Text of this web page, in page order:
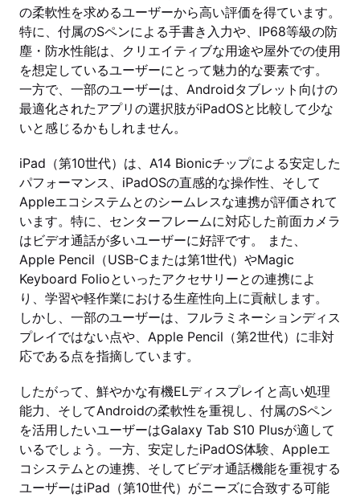
の柔軟性を求めるユーザーから高い評価を得ています。
特に、付属のSペンによる手書き入力や、IP68等級の防
塵・防水性能は、クリエイティブな用途や屋外での使用
を想定しているユーザーにとって魅力的な要素です。
一方で、一部のユーザーは、Androidタブレット向けの
最適化されたアプリの選択肢がiPadOSと比較して少な
いと感じるかもしれません。
iPad（第10世代）は、A14 Bionicチップによる安定した
パフォーマンス、iPadOSの直感的な操作性、そして
Appleエコシステムとのシームレスな連携が評価されて
います。特に、センターフレームに対応した前面カメラ
はビデオ通話が多いユーザーに好評です。 また、
Apple Pencil（USB-Cまたは第1世代）やMagic
Keyboard Folioといったアクセサリーとの連携によ
り、学習や軽作業における生産性向上に貢献します。
しかし、一部のユーザーは、フルラミネーションディス
プレイではない点や、Apple Pencil（第2世代）に非対
応である点を指摘しています。
したがって、鮮やかな有機ELディスプレイと高い処理
能力、そしてAndroidの柔軟性を重視し、付属のSペン
を活用したいユーザーはGalaxy Tab S10 Plusが適して
いるでしょう。一方、安定したiPadOS体験、Appleエ
コシステムとの連携、そしてビデオ通話機能を重視する
ユーザーはiPad（第10世代）がニーズに合致する可能